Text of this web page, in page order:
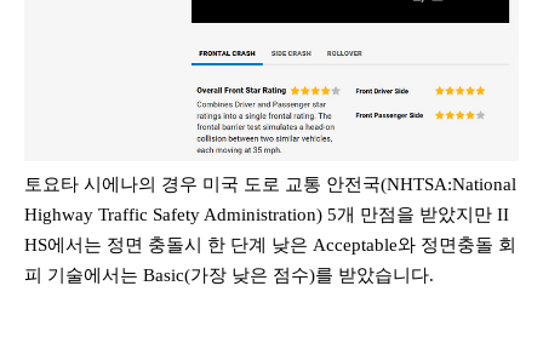
토요타 시에나의 경우 미국 도로 교통 안전국(NHTSA:National
Highway Traffic Safety Administration) 5개 만점을 받았지만 II
HS에서는 정면 충돌시 한 단계 낮은 Acceptable와 정면충돌 회
피 기술에서는 Basic(가장 낮은 점수)를 받았습니다.